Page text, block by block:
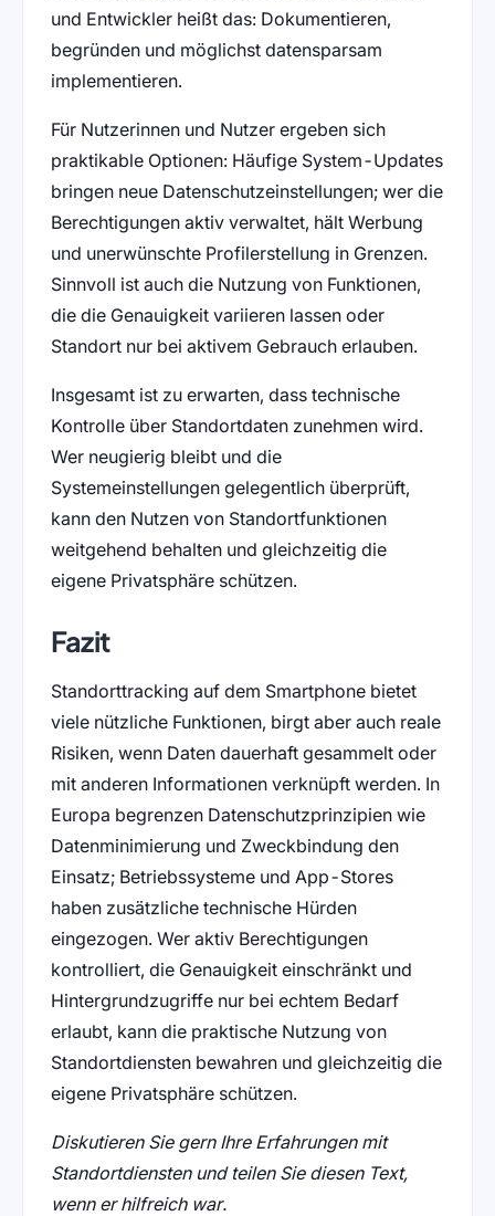
und Entwickler heißt das: Dokumentieren,
begründen und möglichst datensparsam
implementieren.
Für Nutzerinnen und Nutzer ergeben sich
praktikable Optionen: Häufige System-Updates
bringen neue Datenschutzeinstellungen; wer die
Berechtigungen aktiv verwaltet, hält Werbung
und unerwünschte Profilerstellung in Grenzen.
Sinnvoll ist auch die Nutzung von Funktionen,
die die Genauigkeit variieren lassen oder
Standort nur bei aktivem Gebrauch erlauben.
Insgesamt ist zu erwarten, dass technische
Kontrolle über Standortdaten zunehmen wird.
Wer neugierig bleibt und die
Systemeinstellungen gelegentlich überprüft,
kann den Nutzen von Standortfunktionen
weitgehend behalten und gleichzeitig die
eigene Privatsphäre schützen.
Fazit
Standorttracking auf dem Smartphone bietet
viele nützliche Funktionen, birgt aber auch reale
Risiken, wenn Daten dauerhaft gesammelt oder
mit anderen Informationen verknüpft werden. In
Europa begrenzen Datenschutzprinzipien wie
Datenminimierung und Zweckbindung den
Einsatz; Betriebssysteme und App-Stores
haben zusätzliche technische Hürden
eingezogen. Wer aktiv Berechtigungen
kontrolliert, die Genauigkeit einschränkt und
Hintergrundzugriffe nur bei echtem Bedarf
erlaubt, kann die praktische Nutzung von
Standortdiensten bewahren und gleichzeitig die
eigene Privatsphäre schützen.
Diskutieren Sie gern Ihre Erfahrungen mit
Standortdiensten und teilen Sie diesen Text,
wenn er hilfreich war.